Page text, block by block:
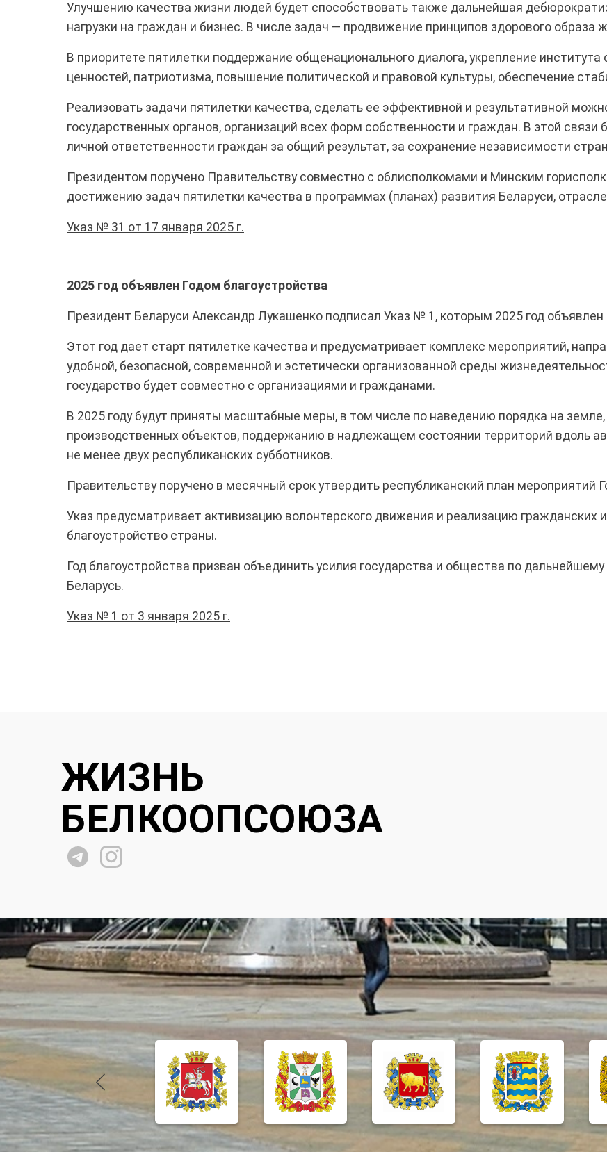
Улучшению качества жизни людей будет способствовать также дальнейшая
нагрузки на граждан и бизнес. В числе задач — продвижение принципов здорового образа
В приоритете пятилетки поддержание общенационального диалога, укрепление
ценностей, патриотизма, повышение политической и правовой культуры, обеспечение
Реализовать задачи пятилетки качества, сделать ее эффективной и результативной
государственных органов, организаций всех форм собственности и граждан. В этой
личной ответственности граждан за общий результат, за сохранение независимости
Президентом поручено Правительству совместно с облисполкомами и Минским
достижению задач пятилетки качества в программах (планах) развития Беларуси,
Указ № 31 от 17 января 2025 г.
2025 год объявлен Годом благоустройства
Президент Беларуси Александр Лукашенко подписал Указ № 1, которым 2025 год объявлен
Этот год дает старт пятилетке качества и предусматривает комплекс мероприятий,
удобной, безопасной, современной и эстетически организованной среды
государство будет совместно с организациями и гражданами.
В 2025 году будут приняты масштабные меры, в том числе по наведению порядка на земле,
производственных объектов, поддержанию в надлежащем состоянии территорий вдоль
не менее двух республиканских субботников.
Правительству поручено в месячный срок утвердить республиканский план мероприятий
Указ предусматривает активизацию волонтерского движения и реализацию гражданских
благоустройство страны.
Год благоустройства призван объединить усилия государства и общества по
Беларусь.
Указ № 1 от 3 января 2025 г.
ЖИЗНЬ
БЕЛКООПСОЮЗА